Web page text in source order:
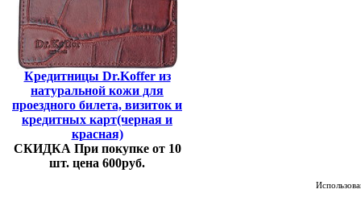
Кредитницы Dr.Koffer из
натуральной кожи для
проездного билета, визиток и
кредитных карт(черная и
красная)
СКИДКА При покупке от 10
шт. цена 600руб.